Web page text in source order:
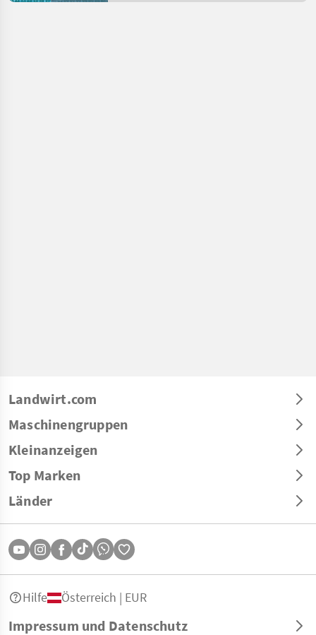
Sonstiges
Landwirt.com
Maschinengruppen
Kleinanzeigen
Top Marken
Länder
Impressum und Datenschutz
Hilfe Österreich | EUR